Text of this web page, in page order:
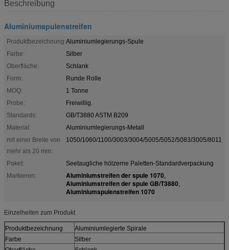
Beschreibung
Aluminiumspulenstreifen
Produktbezeichnung:Aluminiumlegierungs-Spule
Farbe:
Silber
Oberfläche:
Schlank
Form:
Runde Rolle
MOQ:
1 Tonne
Probe:
Freiwillig.
Standards:
GB/T3880 ASTM B209
Material:
Aluminiumlegierungs-Metall
mit einer Breite von
mehr als 20 mm:
1050/1060/1100/3003/3004/5005/5052/5083/3005/8011
Paket:
Seetaugliche hölzerne Paletten-Standardverpackung
Markieren:
Aluminiumstreifen der spule 1070,
Aluminiumstreifen der spule GB/T3880,
Aluminiumspulenstreifen 1070
Einzelheiten zum Produkt
Produktbezeichnung
Aluminiumlegierte Spirale
Farbe
Silber